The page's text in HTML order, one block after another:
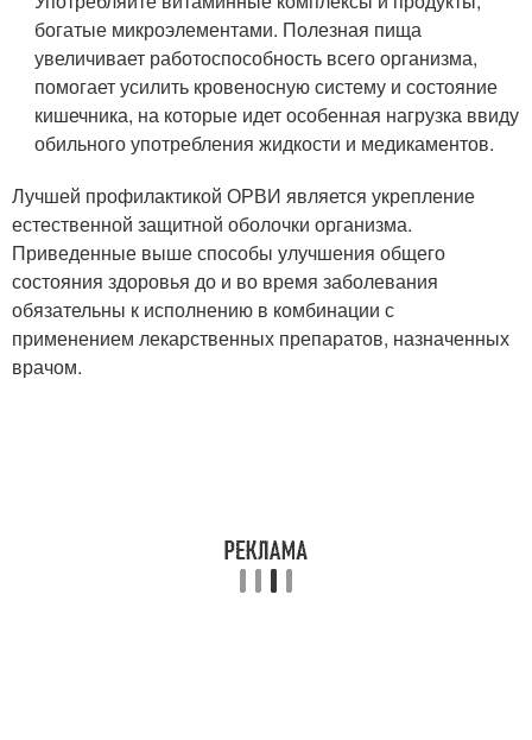
богатые микроэлементами. Полезная пища
увеличивает работоспособность всего организма,
помогает усилить кровеносную систему и состояние
кишечника, на которые идет особенная нагрузка ввиду
обильного употребления жидкости и медикаментов.
Лучшей профилактикой ОРВИ является укрепление
естественной защитной оболочки организма.
Приведенные выше способы улучшения общего
состояния здоровья до и во время заболевания
обязательны к исполнению в комбинации с
применением лекарственных препаратов, назначенных
врачом.